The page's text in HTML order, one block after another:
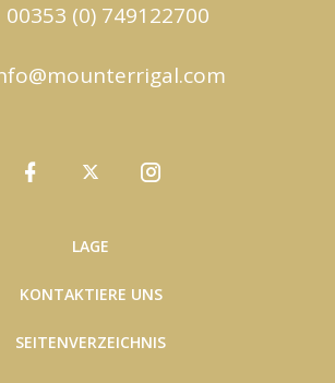
00353 (0) 749122700
LAGE
KONTAKTIERE UNS
SEITENVERZEICHNIS